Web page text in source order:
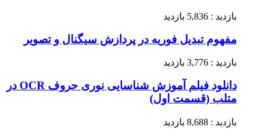
بازدید : 5,836 بازدید
مفهوم تبدیل فوریه در پردازش سیگنال و تصویر
بازدید : 3,776 بازدید
دانلود فیلم آموزش شناسایی نوری حروف OCR در
متلب (قسمت اول)
بازدید : 8,688 بازدید